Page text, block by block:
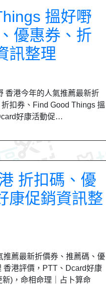
搵好嘢
優惠券、折
訊整理
香港今年的人氣推薦最新折
扣券、Find Good Things 搵
好康活動促…
折扣碼、優
康促銷資訊整
推薦最新折價券、推薦碼、優
香港評價，PTT、Dcard好康
)，命相命理｜占卜算命